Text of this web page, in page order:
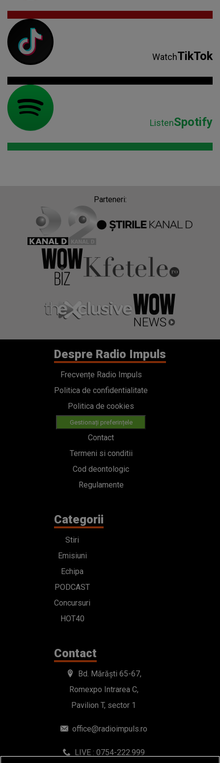
WatchTikTok
ListenSpotify
Parteneri:
Despre Radio Impuls
Frecvențe Radio Impuls
Politica de confidentialitate
Politica de cookies
Gestionați preferințele
Contact
Termeni si conditii
Cod deontologic
Regulamente
Categorii
Stiri
Emisiuni
Echipa
PODCAST
Concursuri
HOT40
Contact
Bd. Mărăști 65-67,
Romexpo Intrarea C,
Pavilion T, sector 1
office@radioimpuls.ro
LIVE : 0754-222.999